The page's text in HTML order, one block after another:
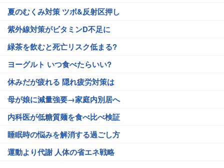
夏のむくみ対策 ツボ&反射区押し
紫外線対策がビタミンD不足に
緑茶を飲むと死亡リスク低まる?
ヨーグルト いつ食べたらいい?
休みだが疲れる 隠れ疲労対策は
母が娘に減量強要→家庭内別居へ
内科医が低糖質麺を食べ比べ検証
睡眠時の悩みを解消する過ごし方
運動より代謝 人体の省エネ戦略